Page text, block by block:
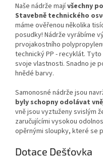
Naše nádrže majívšechny
Stavebně technického
máme ověřenou několika
posudky! Nádrže vyrábíme
prvojakostního
technický PP - recyklát.
svoje vlastnosti. Snadno je
hnědé barvy.
Samonosné nádrže jsou
byly schopny odolávat
vně jsou vyztuženy svislým
zaručujícími vysokou
opěrnými sloupky, které se
Dotace Dešťovka